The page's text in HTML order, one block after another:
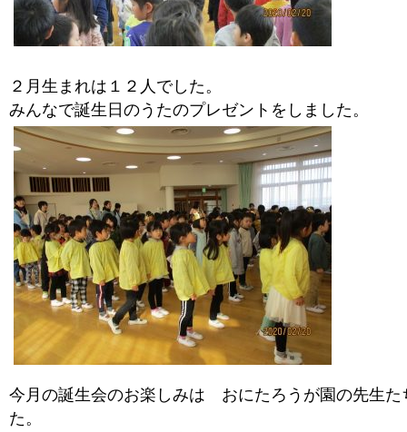
２月生まれは１２人でした。
みんなで誕生日のうたのプレゼントをしました。
今月の誕生会のお楽しみは おにたろうが園の先生た
た。